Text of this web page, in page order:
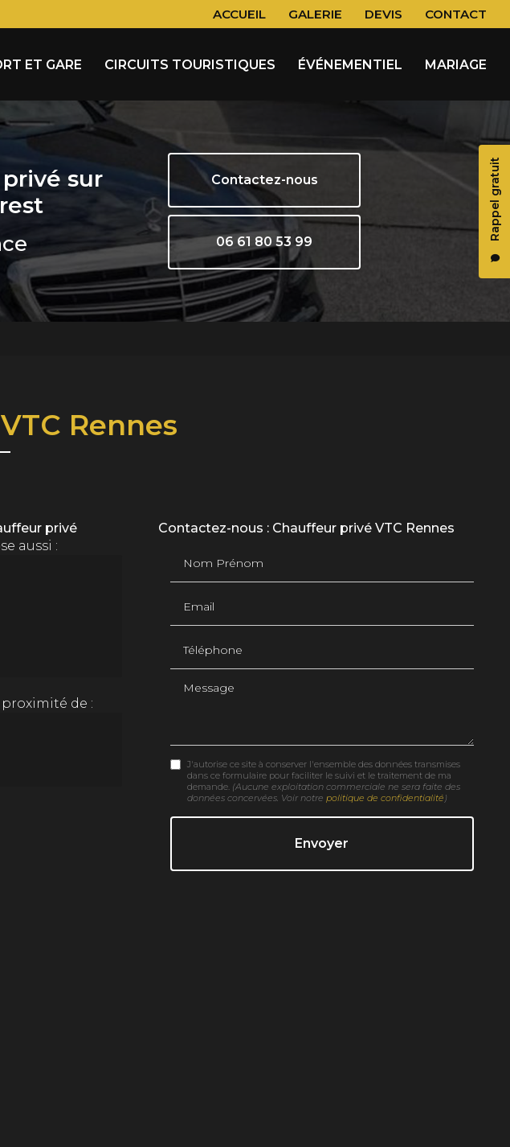
Rappel gratuit
Navigation secondaireACCUEIL GALERIE DEVIS
CONTACT
ET GARE CIRCUITS TOURISTIQUES ÉVÉNEMENTIEL MARIAGE
sur
Contactez-nous
06 61 80 53 99
Rennes
privé
aussi :
proximité de :
Contactez-nous : Chauffeur privé VTC Rennes
Message
J'autorise ce site à conserver l'ensemble des données transmises
dans ce formulaire pour faciliter le suivi et le traitement de ma
demande. (Aucune exploitation commerciale ne sera faite des
données concervées. Voir notre politique de confidentialité )